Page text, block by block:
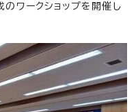
のワークショップを開催し